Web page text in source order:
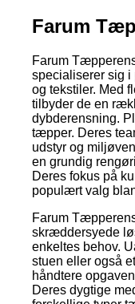
Farum
Farum
specialiserer sig
og tekstiler. Med
tilbyder de en
dybderensning.
tæpper. Deres
udstyr og
en grundig
Deres fokus på
populært valg
Farum
skræddersyede
enkeltes behov.
stuen eller også
håndtere
Deres dygtige